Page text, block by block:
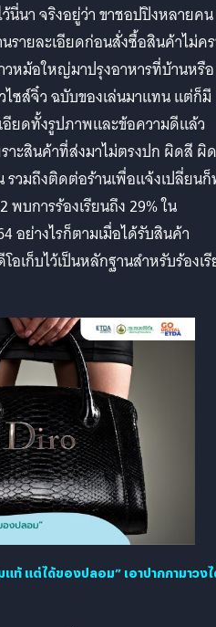
นี่นา จริงอยู่ว่า ขาชอปปิงหลายคน
รายละเอียดก่อนสั่งซื้อสินค้าไม่ค
หม้อใหญ่มาปรุงอาหารที่บ้านหรือ
ซส์จิ๋ว ฉบับของเล่นมาแทน แต่ก็มี
ยดทั้งรูปภาพและข้อความดีแล้ว
าะสินค้าที่ส่งมาไม่ตรงปก ผิดสี ผิด
วมถึงติดต่อร้านเพื่อแจ้งเปลี่ยน
บการร้องเรียนถึง 29% ใน
อย่างไรก็ตามเมื่อได้รับสินค้า
อเก็บไว้เป็นหลักฐานสำหรับร้องเ
แท้ แต่ได้ของปลอม” เอาปากกามาวง